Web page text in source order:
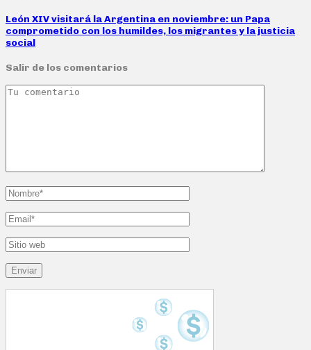
León XIV visitará la Argentina en noviembre: un Papa
comprometido con los humildes, los migrantes y la justicia
social
Salir de los comentarios